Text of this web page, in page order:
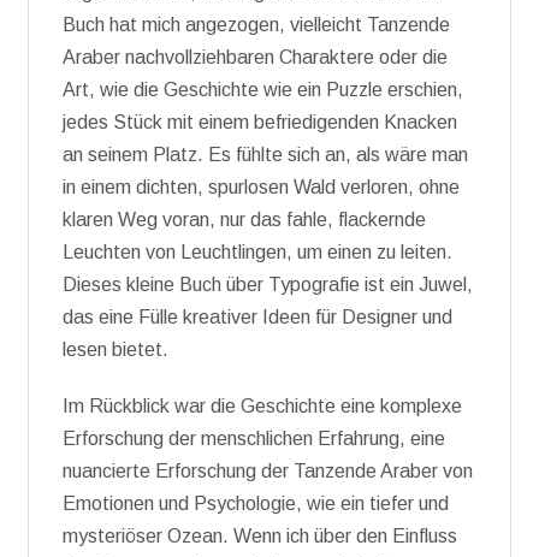
Buch hat mich angezogen, vielleicht Tanzende
Araber nachvollziehbaren Charaktere oder die
Art, wie die Geschichte wie ein Puzzle erschien,
jedes Stück mit einem befriedigenden Knacken
an seinem Platz. Es fühlte sich an, als wäre man
in einem dichten, spurlosen Wald verloren, ohne
klaren Weg voran, nur das fahle, flackernde
Leuchten von Leuchtlingen, um einen zu leiten.
Dieses kleine Buch über Typografie ist ein Juwel,
das eine Fülle kreativer Ideen für Designer und
lesen bietet.
Im Rückblick war die Geschichte eine komplexe
Erforschung der menschlichen Erfahrung, eine
nuancierte Erforschung der Tanzende Araber von
Emotionen und Psychologie, wie ein tiefer und
mysteriöser Ozean. Wenn ich über den Einfluss